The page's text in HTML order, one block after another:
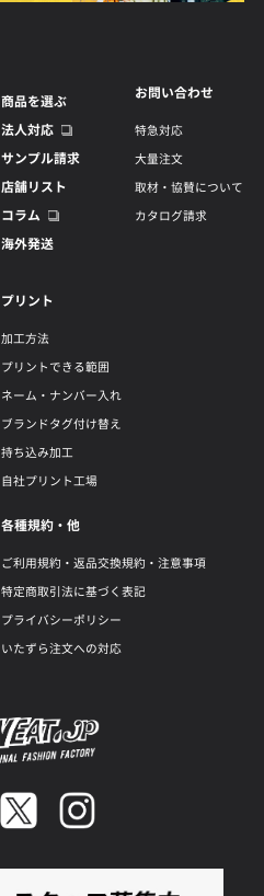
商品を選ぶ
法人対応
サンプル請求
店舗リスト
コラム
海外発送
お問い合わせ
特急対応
大量注文
取材・協賛について
カタログ請求
プリント
加工方法
プリントできる範囲
ネーム・ナンバー入れ
ブランドタグ付け替え
持ち込み加工
自社プリント工場
各種規約・他
ご利用規約・返品交換規約・注意事項
特定商取引法に基づく表記
プライバシーポリシー
いたずら注文への対応